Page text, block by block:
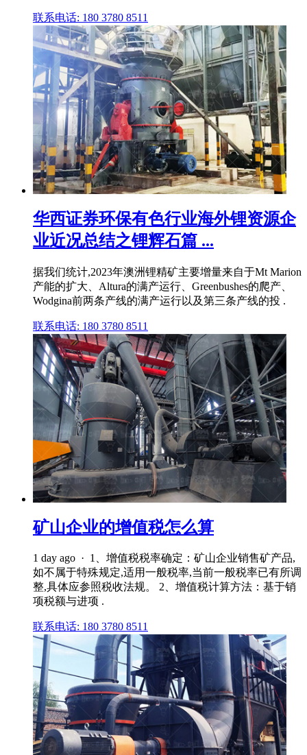
联系电话: 180 3780 8511
华西证券环保有色行业海外锂资源企
业近况总结之锂辉石篇 ...
据我们统计,2023年澳洲锂精矿主要增量来自于Mt Marion
产能的扩大、Altura的满产运行、Greenbushes的爬产、
Wodgina前两条产线的满产运行以及第三条产线的投 .
联系电话: 180 3780 8511
矿山企业的增值税怎么算
1 day ago · 1、增值税税率确定：矿山企业销售矿产品,
如不属于特殊规定,适用一般税率,当前一般税率已有所调
整,具体应参照税收法规。 2、增值税计算方法：基于销
项税额与进项 .
联系电话: 180 3780 8511